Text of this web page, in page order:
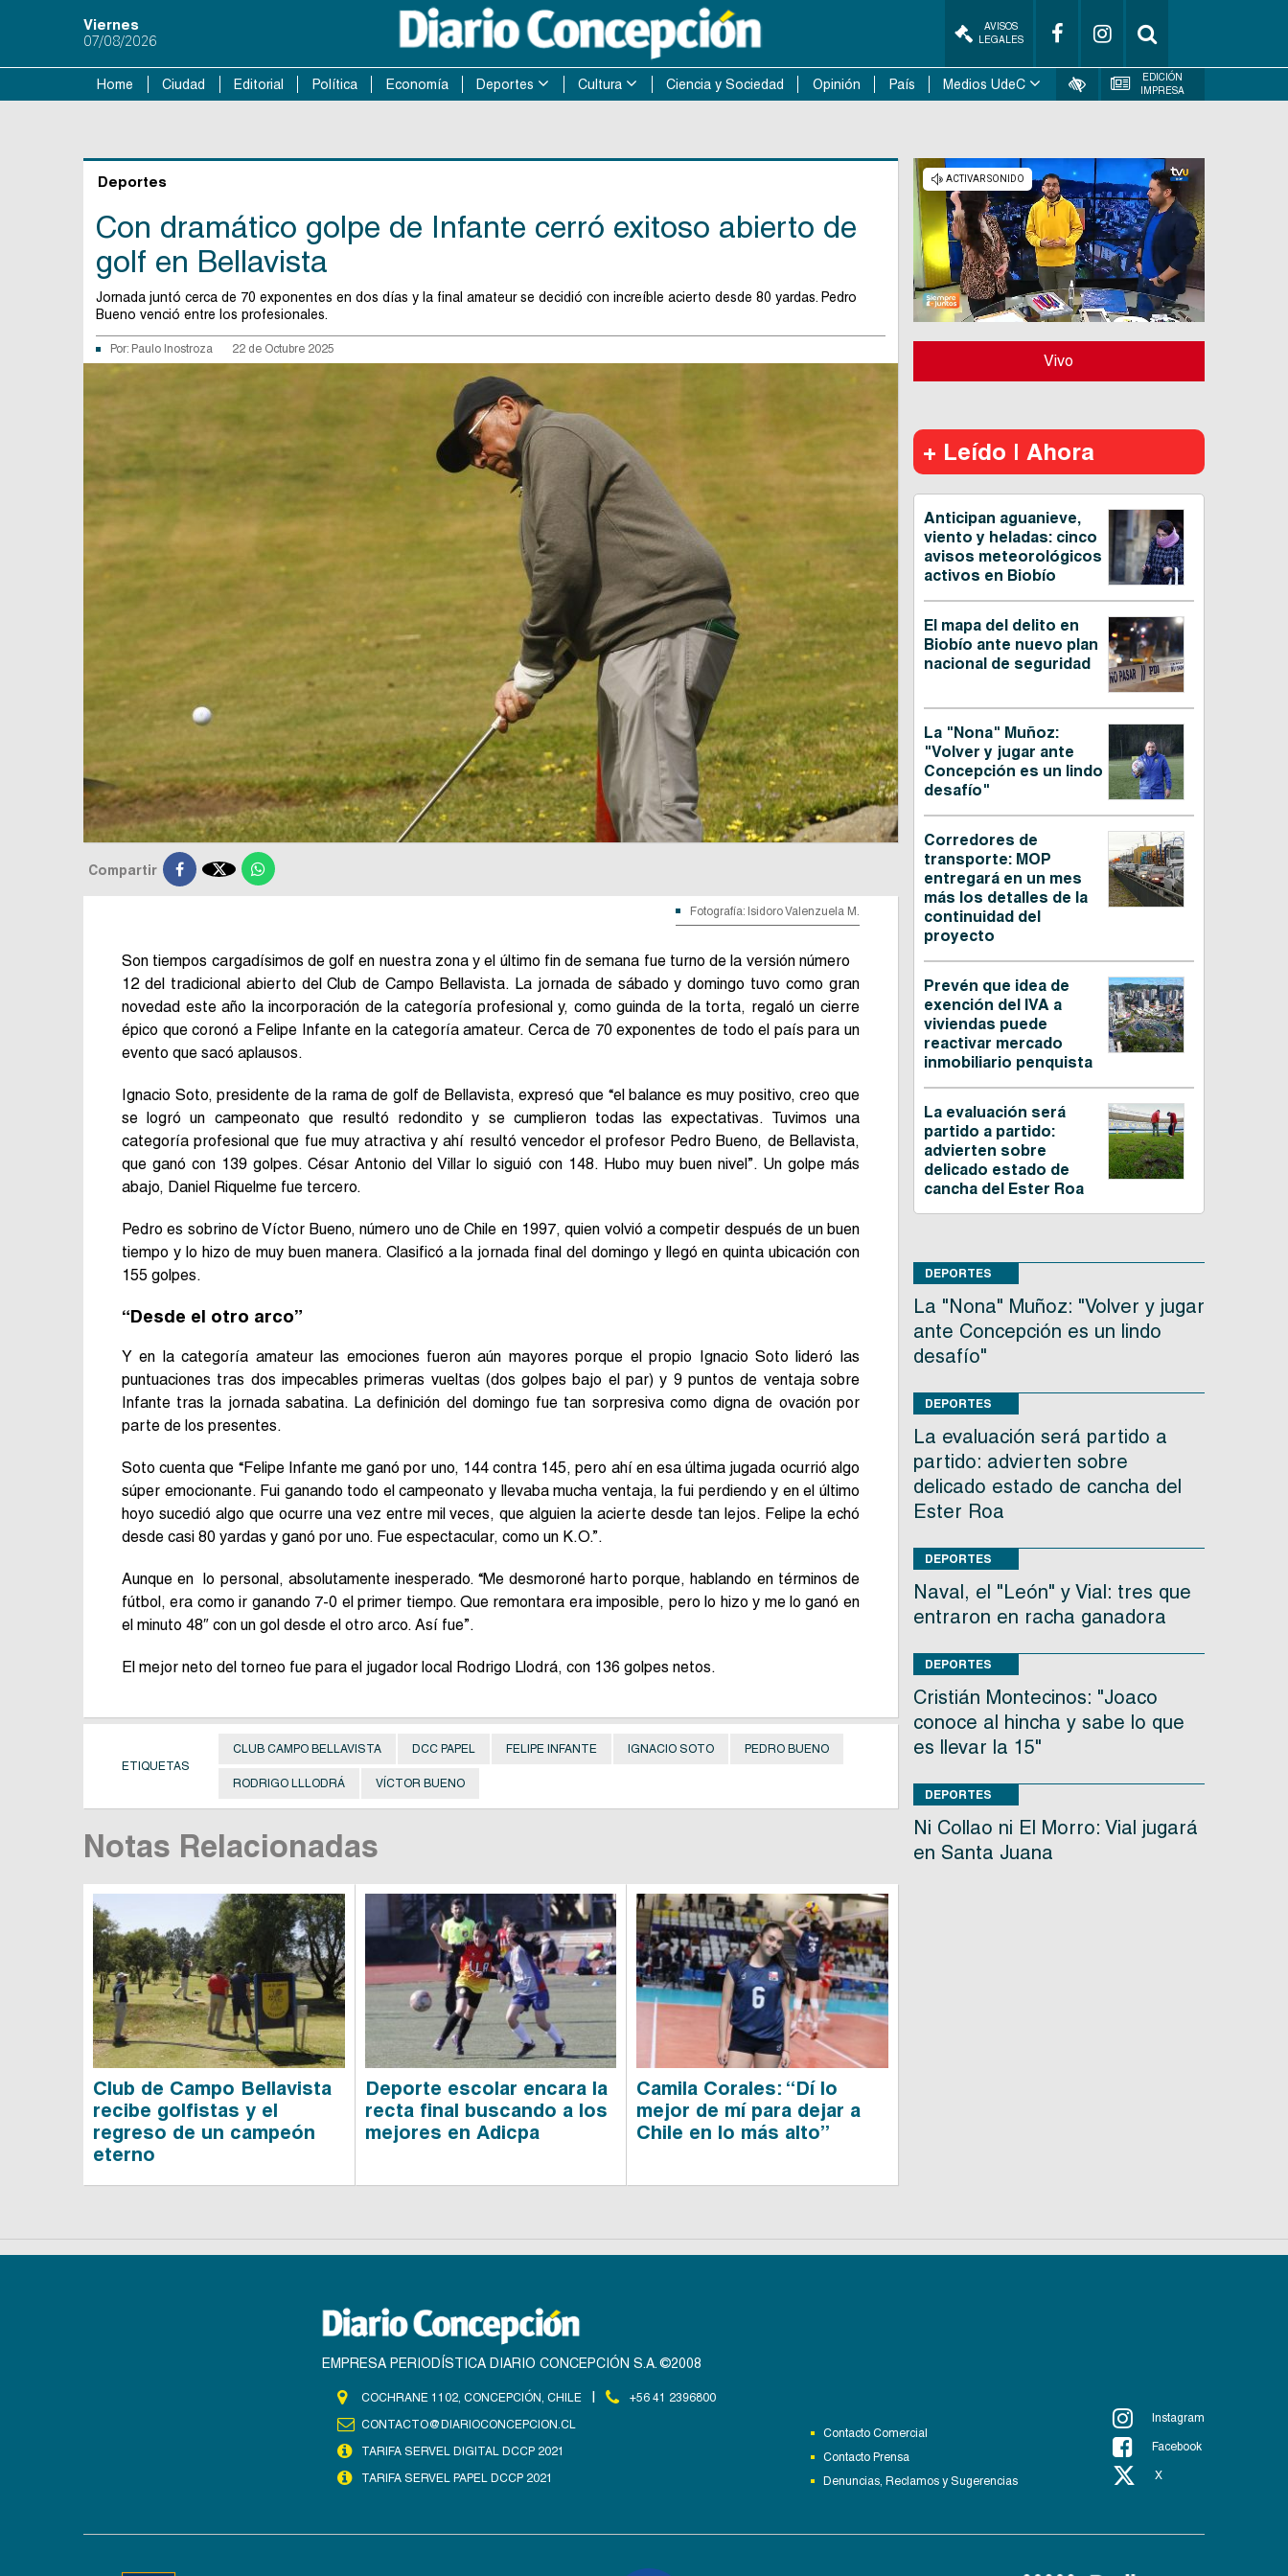
Viernes
07/08/2026
AVISOS
LEGALES
Home Ciudad Editorial Política Economía Deportes Cultura Ciencia y Sociedad Opinión País Medios UdeC
EDICIÓN
IMPRESA
Deportes
Con dramático golpe de Infante cerró exitoso abierto de
golf en Bellavista
Jornada juntó cerca de 70 exponentes en dos días y la final amateur se decidió con increíble acierto desde 80 yardas. Pedro
Bueno venció entre los profesionales.
Por: Paulo Inostroza 22 de Octubre 2025
Compartir 
Fotografía: Isidoro Valenzuela M.
Son tiempos cargadísimos de golf en nuestra zona y el último fin de semana fue turno de la versión número
12 del tradicional abierto del Club de Campo Bellavista. La jornada de sábado y domingo tuvo como gran
novedad este año la incorporación de la categoría profesional y, como guinda de la torta, regaló un cierre
épico que coronó a Felipe Infante en la categoría amateur. Cerca de 70 exponentes de todo el país para un
evento que sacó aplausos.
Ignacio Soto, presidente de la rama de golf de Bellavista, expresó que “el balance es muy positivo, creo que
se logró un campeonato que resultó redondito y se cumplieron todas las expectativas. Tuvimos una
categoría profesional que fue muy atractiva y ahí resultó vencedor el profesor Pedro Bueno, de Bellavista,
que ganó con 139 golpes. César Antonio del Villar lo siguió con 148. Hubo muy buen nivel”. Un golpe más
abajo, Daniel Riquelme fue tercero.
Pedro es sobrino de Víctor Bueno, número uno de Chile en 1997, quien volvió a competir después de un buen
tiempo y lo hizo de muy buen manera. Clasificó a la jornada final del domingo y llegó en quinta ubicación con
155 golpes.
“Desde el otro arco”
Y en la categoría amateur las emociones fueron aún mayores porque el propio Ignacio Soto lideró las
puntuaciones tras dos impecables primeras vueltas (dos golpes bajo el par) y 9 puntos de ventaja sobre
Infante tras la jornada sabatina. La definición del domingo fue tan sorpresiva como digna de ovación por
parte de los presentes.
Soto cuenta que “Felipe Infante me ganó por uno, 144 contra 145, pero ahí en esa última jugada ocurrió algo
súper emocionante. Fui ganando todo el campeonato y llevaba mucha ventaja, la fui perdiendo y en el último
hoyo sucedió algo que ocurre una vez entre mil veces, que alguien la acierte desde tan lejos. Felipe la echó
desde casi 80 yardas y ganó por uno. Fue espectacular, como un K.O.”.
Aunque en lo personal, absolutamente inesperado. “Me desmoroné harto porque, hablando en términos de
fútbol, era como ir ganando 7-0 el primer tiempo. Que remontara era imposible, pero lo hizo y me lo ganó en
el minuto 48″ con un gol desde el otro arco. Así fue”.
El mejor neto del torneo fue para el jugador local Rodrigo Llodrá, con 136 golpes netos.
ETIQUETAS
CLUB CAMPO BELLAVISTA DCC PAPEL FELIPE INFANTE IGNACIO SOTO PEDRO BUENO
RODRIGO LLLODRÁ VÍCTOR BUENO
Notas Relacionadas
Club de Campo Bellavista
recibe golfistas y el
regreso de un campeón
eterno
Deporte escolar encara la
recta final buscando a los
mejores en Adicpa
Camila Corales: “Dí lo
mejor de mí para dejar a
Chile en lo más alto”
Vivo
+ Leído | Ahora
Anticipan aguanieve,
viento y heladas: cinco
avisos meteorológicos
activos en Biobío
El mapa del delito en
Biobío ante nuevo plan
nacional de seguridad
La "Nona" Muñoz:
"Volver y jugar ante
Concepción es un lindo
desafío"
Corredores de
transporte: MOP
entregará en un mes
más los detalles de la
continuidad del
proyecto
Prevén que idea de
exención del IVA a
viviendas puede
reactivar mercado
inmobiliario penquista
La evaluación será
partido a partido:
advierten sobre
delicado estado de
cancha del Ester Roa
DEPORTES
La "Nona" Muñoz: "Volver y jugar
ante Concepción es un lindo
desafío"
DEPORTES
La evaluación será partido a
partido: advierten sobre
delicado estado de cancha del
Ester Roa
DEPORTES
Naval, el "León" y Vial: tres que
entraron en racha ganadora
DEPORTES
Cristián Montecinos: "Joaco
conoce al hincha y sabe lo que
es llevar la 15"
DEPORTES
Ni Collao ni El Morro: Vial jugará
en Santa Juana
EMPRESA PERIODÍSTICA DIARIO CONCEPCIÓN S.A. ©2008
COCHRANE 1102, CONCEPCIÓN, CHILE
+56 41 2396800
CONTACTO@DIARIOCONCEPCION.CL
TARIFA SERVEL DIGITAL DCCP 2021
TARIFA SERVEL PAPEL DCCP 2021
Contacto Comercial
Contacto Prensa
Denuncias, Reclamos y Sugerencias
Instagram
Facebook
X